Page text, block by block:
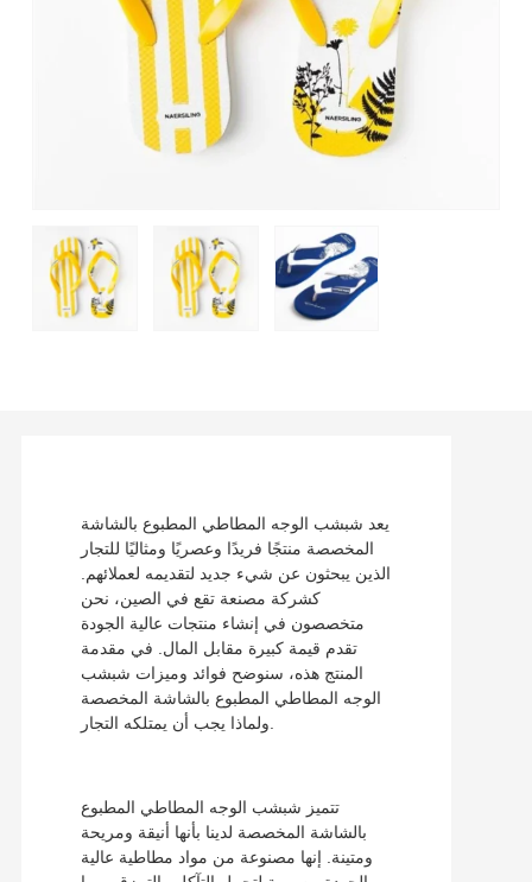
يعد شبشب الوجه المطاطي المطبوع بالشاشة
المخصصة منتجًا فريدًا وعصريًا ومثاليًا للتجار
الذين يبحثون عن شيء جديد لتقديمه لعملائهم.
كشركة مصنعة تقع في الصين، نحن
متخصصون في إنشاء منتجات عالية الجودة
تقدم قيمة كبيرة مقابل المال. في مقدمة
المنتج هذه، سنوضح فوائد وميزات شبشب
الوجه المطاطي المطبوع بالشاشة المخصصة
تتميز شبشب الوجه المطاطي المطبوع
بالشاشة المخصصة لدينا بأنها أنيقة ومريحة
ومتينة. إنها مصنوعة من مواد مطاطية عالية